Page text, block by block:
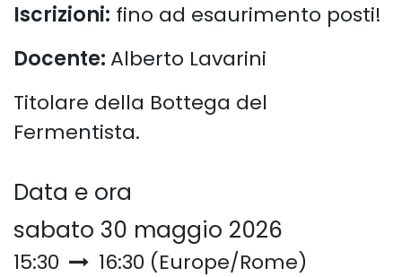
Iscrizioni: fino ad esaurimento posti!
Docente: Alberto Lavarini
Titolare della Bottega del
Fermentista.
Data e ora
sabato 30 maggio 2026
15:30 16:30 (Europe/Rome)